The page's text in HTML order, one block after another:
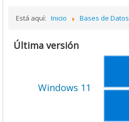
Está aquí: Inicio Bases de Datos
Última versión
Windows 11